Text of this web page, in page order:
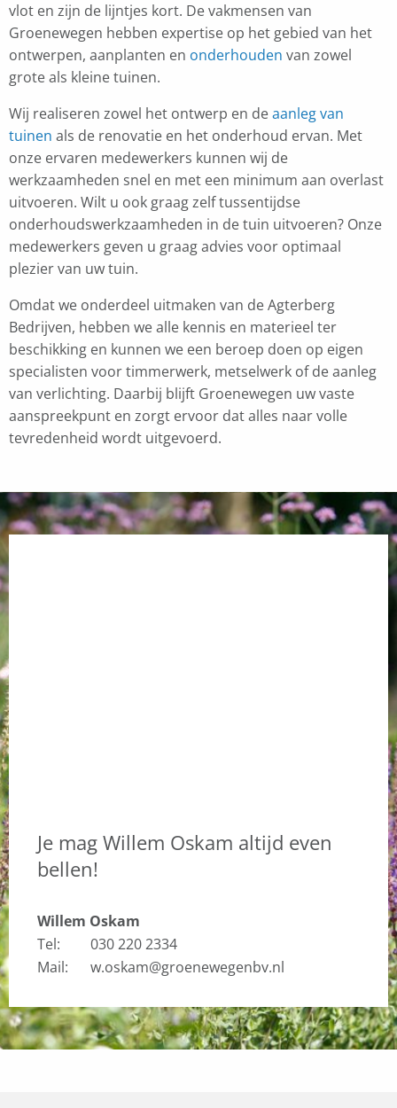
vlot en zijn de lijntjes kort. De vakmensen van
Groenewegen hebben expertise op het gebied van het
ontwerpen, aanplanten en onderhouden van zowel
grote als kleine tuinen.
Wij realiseren zowel het ontwerp en deaanleg van
tuinen als de renovatie en het onderhoud ervan. Met
onze ervaren medewerkers kunnen wij de
werkzaamheden snel en met een minimum aan overlast
uitvoeren. Wilt u ook graag zelf tussentijdse
onderhoudswerkzaamheden in de tuin uitvoeren? Onze
medewerkers geven u graag advies voor optimaal
plezier van uw tuin.
Omdat we onderdeel uitmaken van de Agterberg
Bedrijven, hebben we alle kennis en materieel ter
beschikking en kunnen we een beroep doen op eigen
specialisten voor timmerwerk, metselwerk of de aanleg
van verlichting. Daarbij blijft Groenewegen uw vaste
aanspreekpunt en zorgt ervoor dat alles naar volle
tevredenheid wordt uitgevoerd.
Je mag Willem Oskam altijd even
bellen!
Willem Oskam
Tel:
030 220 2334
Mail:
w.oskam@groenewegenbv.nl